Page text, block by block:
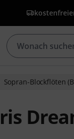
Sopran-Blockflöten